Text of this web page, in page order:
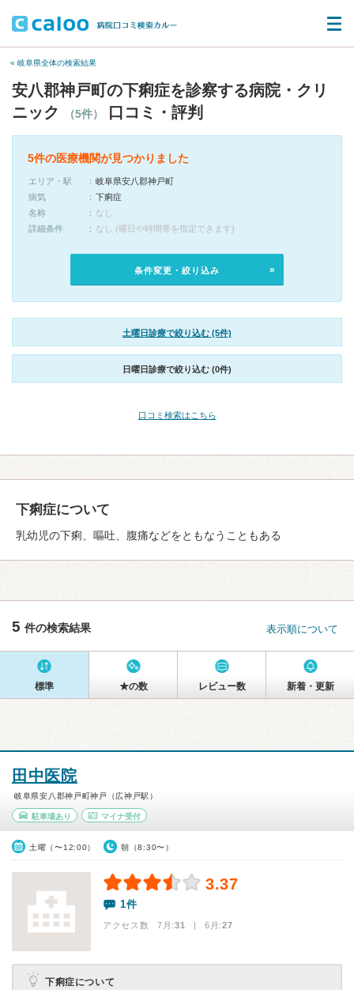
« 岐阜県全体の検索結果
安八郡神戸町の下痢症を診察する病院・クリ
ニック
（5件） 口コミ・評判
5件の医療機関が見つかりました
エリア・駅
岐阜県安八郡神戸町
病気
下痢症
名称
なし
詳細条件
なし (曜日や時間帯を指定できます)
条件変更・絞り込み
土曜日診療で絞り込む (5件)
日曜日診療で絞り込む (0件)
口コミ検索はこちら
下痢症について
乳幼児の下痢、嘔吐、腹痛などをともなうこともある
5 件の検索結果 表示順について
標準 ★の数 レビュー数 新着・更新
田中医院
岐阜県安八郡神戸町神戸（広神戸駅）
駐車場あり マイナ受付
土曜（〜12:00） 朝（8:30〜）
3.37
1件
アクセス数 7月:31 | 6月:27
下痢症について